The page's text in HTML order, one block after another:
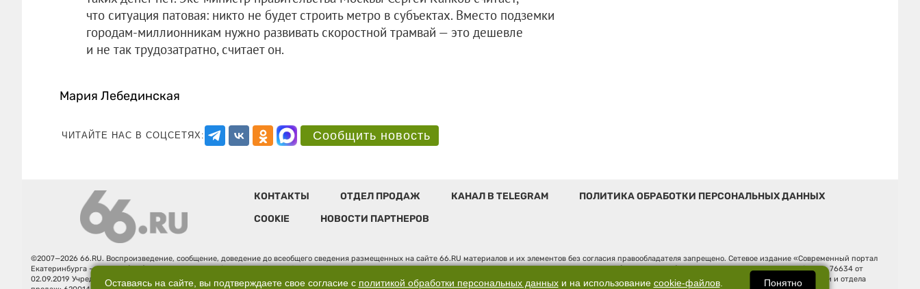
что ситуация патовая: никто не будет строить метро в субъектах. Вместо подземки
городам-миллионникам нужно развивать скоростной трамвай — это дешевле
и не так трудозатратно, считает он.
Мария Лебединская
ЧИТАЙТЕ НАС В СОЦСЕТЯХ: Сообщить новость
КОНТАКТЫ ОТДЕЛ ПРОДАЖ КАНАЛ В TELEGRAM
ПОЛИТИКА ОБРАБОТКИ ПЕРСОНАЛЬНЫХ ДАННЫХ
COOKIE
НОВОСТИ ПАРТНЕРОВ
©2007—2026 66.RU. Воспроизведение, сообщение, доведение до всеобщего сведения размещенных на сайте 66.RU материалов и их элементов без согласия правообладателя запрещено. Сетевое издание «Современный портал
Екатеринбурга — «66.ru» (18+) зарегистрировано Федеральной службой по надзору в сфере связи, информационных технологий и массовых коммуникаций (Роскомнадзор). Регистрационный номер ЭЛ № ФС 77 - 76634 от
02.09.2019 Учредитель: Общество с ограниченной ответственностью "66.ру". Юридический адрес: 620014, Свердловская обл., г. Екатеринбург, ул. Бориса Ельцина, строение 3, оф. 7015 Фактический адрес редакции и отдела
Оставаясь на сайте, вы подтверждаете свое согласие с политикой обработки персональных данныхи на использование cookie-файлов. Понятно